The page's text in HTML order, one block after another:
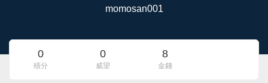
momosan001
0
積分
0
威望
8
金錢